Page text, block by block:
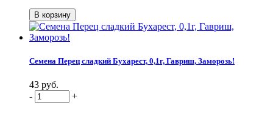
Семена Перец сладкий Бухарест, 0,1г, Гавриш, Заморозь!
43 руб.
-
+